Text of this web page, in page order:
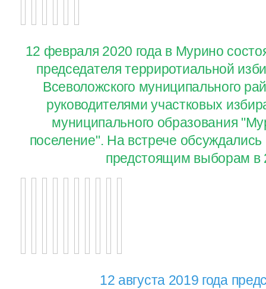
12 февраля 2020 года в Мурино
председателя терриротиальной
Всеволожского муниципального
руководителями участковых
муниципального образования
поселение". На встрече обсуждались
предстоящим выборам в
12 августа 2019 года